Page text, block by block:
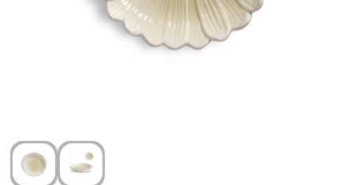
Verzorging & welness
Wijn, bier en proeverij
Zomerpakketten